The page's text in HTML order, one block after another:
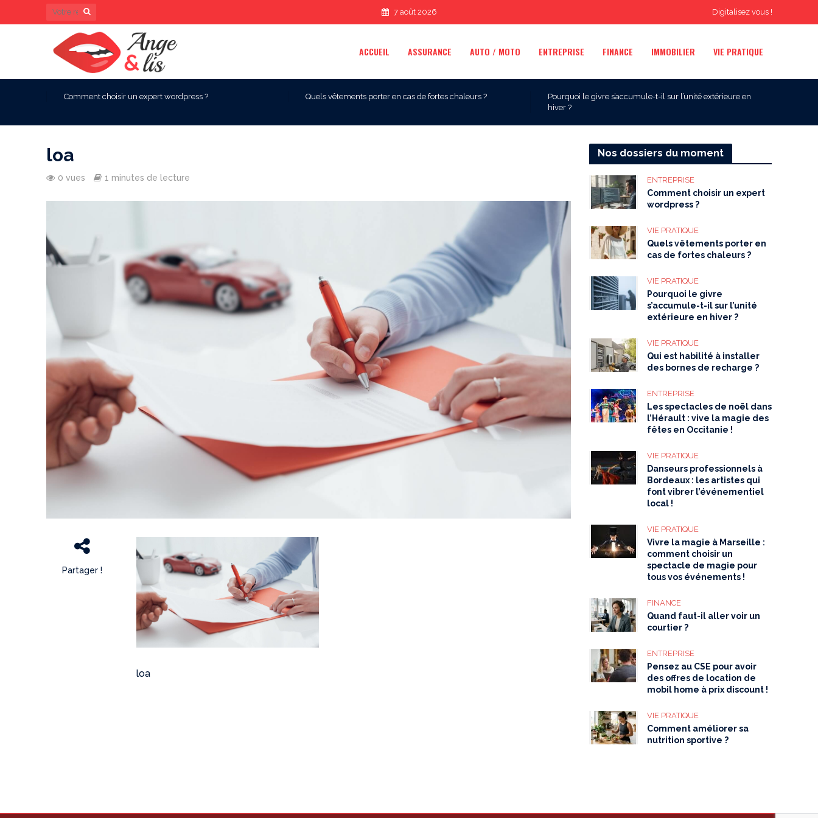
Digitalisez vous !
7 août 2026
ACCUEIL ASSURANCE AUTO / MOTO ENTREPRISE FINANCE IMMOBILIER VIE PRATIQUE
Comment choisir un expert wordpress ? Quels vêtements porter en cas de fortes chaleurs ?
Pourquoi le givre s’accumule-t-il sur l’unité extérieure en
hiver ?
loa
0 vues 1 minutes de lecture
Partager !
loa
Nos dossiers du moment
ENTREPRISE
Comment choisir un expert
wordpress ?
VIE PRATIQUE
Quels vêtements porter en
cas de fortes chaleurs ?
VIE PRATIQUE
Pourquoi le givre
s’accumule-t-il sur l’unité
extérieure en hiver ?
VIE PRATIQUE
Qui est habilité à installer
des bornes de recharge ?
ENTREPRISE
Les spectacles de noël dans
l’Hérault : vive la magie des
fêtes en Occitanie !
VIE PRATIQUE
Danseurs professionnels à
Bordeaux : les artistes qui
font vibrer l’événementiel
local !
VIE PRATIQUE
Vivre la magie à Marseille :
comment choisir un
spectacle de magie pour
tous vos événements !
FINANCE
Quand faut-il aller voir un
courtier ?
ENTREPRISE
Pensez au CSE pour avoir
des offres de location de
mobil home à prix discount !
VIE PRATIQUE
Comment améliorer sa
nutrition sportive ?